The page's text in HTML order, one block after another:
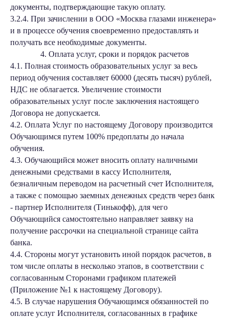
документы, подтверждающие такую оплату.
3.2.4. При зачислении в ООО «Москва глазами инженера»
и в процессе обучения своевременно предоставлять и
получать все необходимые документы.
4. Оплата услуг, сроки и порядок расчетов
4.1. Полная стоимость образовательных услуг за весь
период обучения составляет 60000 (десять тысяч) рублей,
НДС не облагается. Увеличение стоимости
образовательных услуг после заключения настоящего
Договора не допускается.
4.2. Оплата Услуг по настоящему Договору производится
Обучающимся путем 100% предоплаты до начала
обучения.
4.3. Обучающийся может вносить оплату наличными
денежными средствами в кассу Исполнителя,
безналичным переводом на расчетный счет Исполнителя,
а также с помощью заемных денежных средств через банк
- партнер Исполнителя (Тинькофф), для чего
Обучающийся самостоятельно направляет заявку на
получение рассрочки на специальной странице сайта
банка.
4.4. Стороны могут установить иной порядок расчетов, в
том числе оплаты в несколько этапов, в соответствии с
согласованным Сторонами графиком платежей
(Приложение №1 к настоящему Договору).
4.5. В случае нарушения Обучающимся обязанностей по
оплате услуг Исполнителя, согласованных в графике